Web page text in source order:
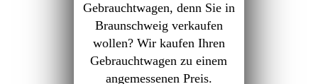
Gebrauchtwagen, denn Sie in
Braunschweig verkaufen
wollen? Wir kaufen Ihren
Gebrauchtwagen zu einem
angemessenen Preis.